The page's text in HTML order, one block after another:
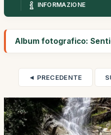
INFORMAZIONE
Album fotografico:
◄ PRECEDENTE